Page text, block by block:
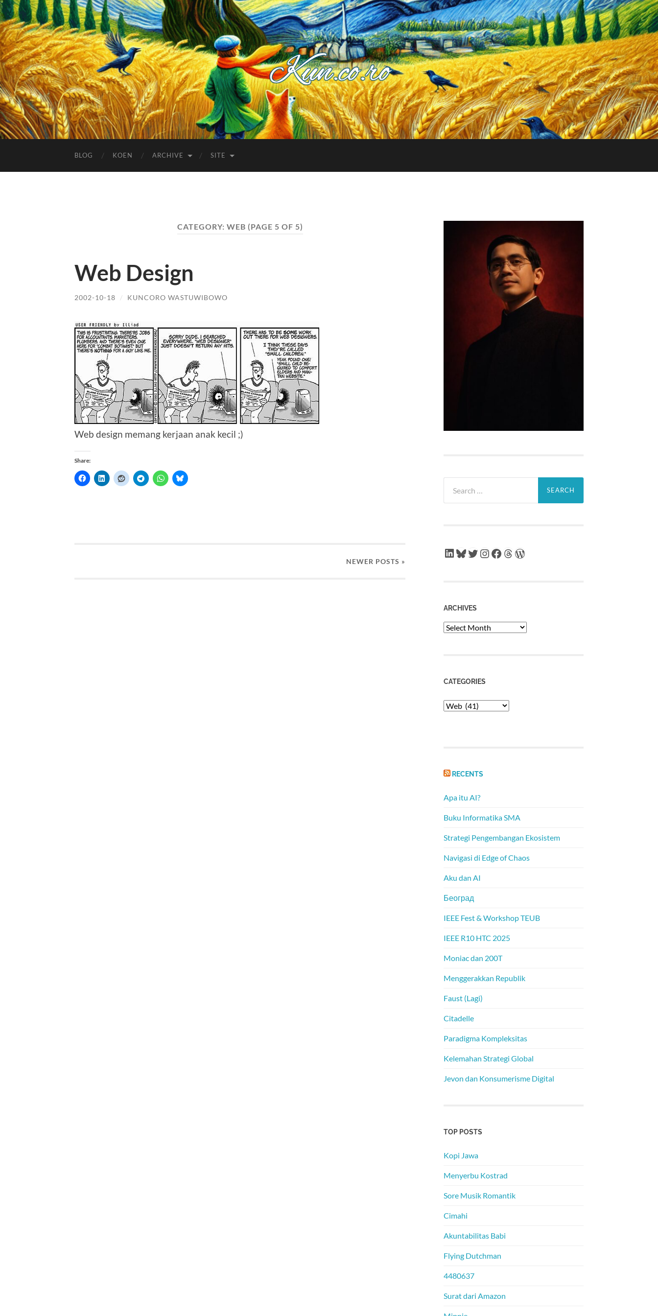
Kuncoro++
BLOG KOEN ARCHIVE SITE
CATEGORY: WEB (PAGE 5 OF 5)
Web Design
2002-10-18 / KUNCORO WASTUWIBOWO
Web design memang kerjaan anak kecil ;)
Share:
NEWER POSTS »
for:
LinkedIn
Bluesky
Twitter
Instagram
Facebook
Threads
WordPress
ARCHIVES
Archives
CATEGORIES
Categories
RECENTS
Apa itu AI?
Buku Informatika SMA
Strategi Pengembangan Ekosistem
Navigasi di Edge of Chaos
Aku dan AI
Београд
IEEE Fest & Workshop TEUB
IEEE R10 HTC 2025
Moniac dan 200T
Menggerakkan Republik
Faust (Lagi)
Citadelle
Paradigma Kompleksitas
Kelemahan Strategi Global
Jevon dan Konsumerisme Digital
TOP POSTS
Kopi Jawa
Menyerbu Kostrad
Sore Musik Romantik
Cimahi
Akuntabilitas Babi
Flying Dutchman
4480637
Surat dari Amazon